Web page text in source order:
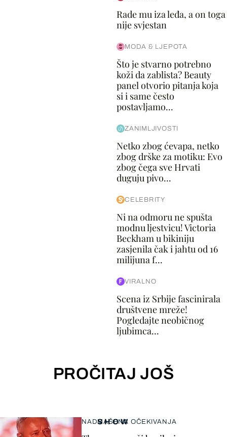
Rade mu iza leđa, a on toga
nije svjestan
MODA & LJEPOTA
Što je stvarno potrebno
koži da zablista? Beauty
panel otvorio pitanja koja
si i same često
postavljamo...
ZANIMLJIVOSTI
Netko zbog ćevapa, netko
zbog drške za motiku: Evo
zbog čega sve Hrvati
duguju pivo...
CELEBRITY
Ni na odmoru ne spušta
modnu ljestvicu! Victoria
Beckham u bikiniju
zasjenila čak i jahtu od 16
milijuna f...
VIRALNO
Scena iz Srbije fascinirala
društvene mreže!
Pogledajte neobičnog
ljubimca...
PROČITAJ JOŠ
SHOW
NADMAŠENA OČEKIVANJA